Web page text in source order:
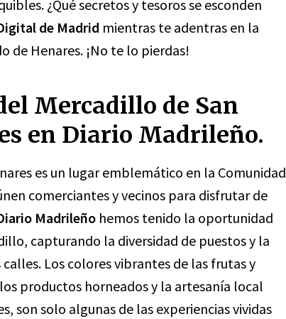
¿Qué secretos y tesoros se esconden
de Madrid mientras te adentras en la
de Henares. ¡No te lo pierdas!
Mercadillo de San
en Diario Madrileño.
es un lugar emblemático en la Comunidad
comerciantes y vecinos para disfrutar de
Madrileño hemos tenido la oportunidad
capturando la diversidad de puestos y la
Los colores vibrantes de las frutas y
productos horneados y la artesanía local
son solo algunas de las experiencias vividas